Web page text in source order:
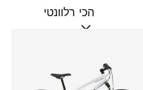
מיין לפי:(optional)